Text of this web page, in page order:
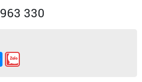
330
Messenger